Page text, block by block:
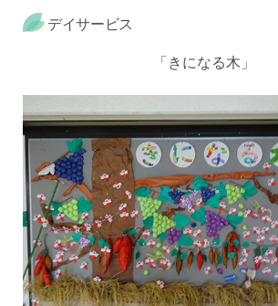
デイサービス
「きになる木」